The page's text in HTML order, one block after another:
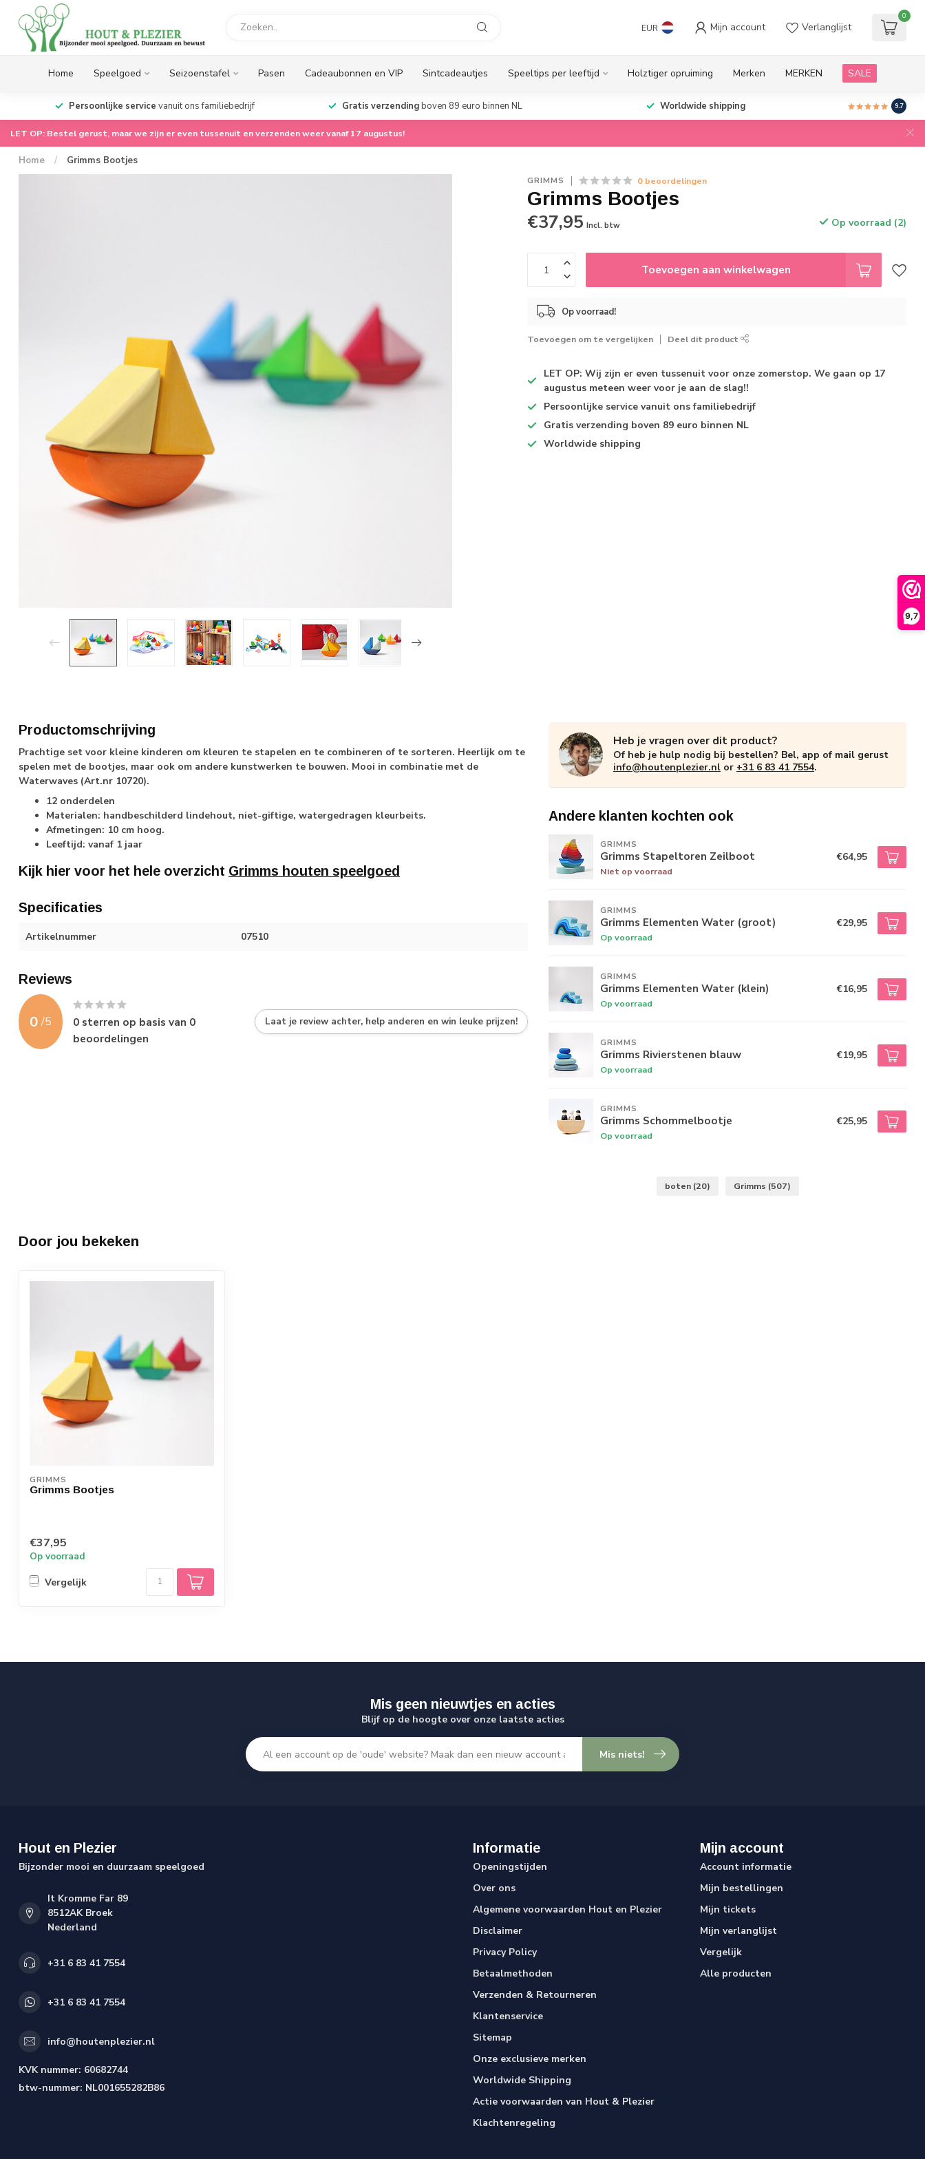
9,7
EUR Mijn account Verlanglijst
0
Home Speelgoed Seizoenstafel Pasen Cadeaubonnen en VIP Sintcadeautjes Speeltips per leeftijd Holztiger opruiming Merken MERKEN SALE
Persoonlijke service vanuit ons familiebedrijf Gratis verzendingboven 89 euro binnen NL Worldwide shipping 9.7
LET OP: Bestel gerust, maar we zijn er even tussenuit en verzenden weer vanaf 17 augustus!
Home / Grimms Bootjes
GRIMMS 0 beoordelingen
Grimms Bootjes
€37,95 Incl. btw Op voorraad (2)
Toevoegen aan winkelwagen
Op voorraad!
Toevoegen om te vergelijken Deel dit product
LET OP: Wij zijn er even tussenuit voor onze zomerstop. We gaan op 17
augustus meteen weer voor je aan de slag!!
Persoonlijke service vanuit ons familiebedrijf
Gratis verzending boven 89 euro binnen NL
Worldwide shipping
Productomschrijving
Prachtige set voor kleine kinderen om kleuren te stapelen en te combineren of te sorteren. Heerlijk om te
spelen met de bootjes, maar ook om andere kunstwerken te bouwen. Mooi in combinatie met de
Waterwaves (Art.nr 10720).
12 onderdelen
Materialen: handbeschilderd lindehout, niet-giftige, watergedragen kleurbeits.
Afmetingen: 10 cm hoog.
Leeftijd: vanaf 1 jaar
Kijk hier voor het hele overzicht Grimms houten speelgoed
Specificaties
Artikelnummer 07510
Reviews
0 /5 0 sterren op basis van 0
beoordelingen
Laat je review achter, help anderen en win leuke prijzen!
Heb je vragen over dit product?
Of heb je hulp nodig bij bestellen? Bel, app of mail gerust
info@houtenplezier.nl or +31 6 83 41 7554.
Andere klanten kochten ook
GRIMMS
Grimms Stapeltoren Zeilboot
Niet op voorraad
€64,95
GRIMMS
Grimms Elementen Water (groot)
Op voorraad
€29,95
GRIMMS
Grimms Elementen Water (klein)
Op voorraad
€16,95
GRIMMS
Grimms Rivierstenen blauw
Op voorraad
€19,95
GRIMMS
Grimms Schommelbootje
Op voorraad
€25,95
boten (20) Grimms (507)
Door jou bekeken
GRIMMS
Grimms Bootjes
€37,95
Op voorraad
Vergelijk
Mis geen nieuwtjes en acties
Blijf op de hoogte over onze laatste acties
Mis niets!
Hout en Plezier
Bijzonder mooi en duurzaam speelgoed
It Kromme Far 89
8512AK Broek
Nederland
+31 6 83 41 7554
+31 6 83 41 7554
info@houtenplezier.nl
KVK nummer: 60682744
btw-nummer: NL001655282B86
Informatie
Openingstijden
Over ons
Algemene voorwaarden Hout en Plezier
Disclaimer
Privacy Policy
Betaalmethoden
Verzenden & Retourneren
Klantenservice
Sitemap
Onze exclusieve merken
Worldwide Shipping
Actie voorwaarden van Hout & Plezier
Klachtenregeling
Mijn account
Account informatie
Mijn bestellingen
Mijn tickets
Mijn verlanglijst
Vergelijk
Alle producten